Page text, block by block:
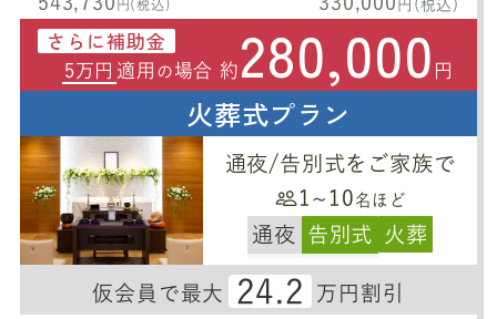
円(税込) 円(税込)
さらに補助金
5万円 適用 の 場合 約 280,000 円
火葬式プラン
通夜/告別式をご家族で
1~10 名ほど
通夜 告別式 火葬
仮会員で最大 24.2 万円割引